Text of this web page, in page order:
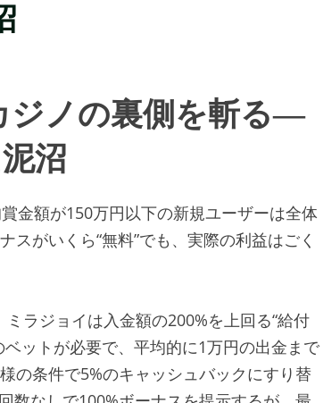
ジノの裏側を斬る―
沼
金額が150万円以下の新規ユーザーは全体
がいくら“無料”でも、実際の利益はごく
ラジョイは入金額の200%を上回る“給付
ットが必要で、平均的に1万円の出金まで
の条件で5%のキャッシュバックにすり替